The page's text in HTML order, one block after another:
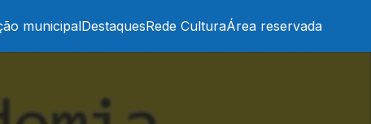
municipalDestaquesRede CulturaÁrea reservada